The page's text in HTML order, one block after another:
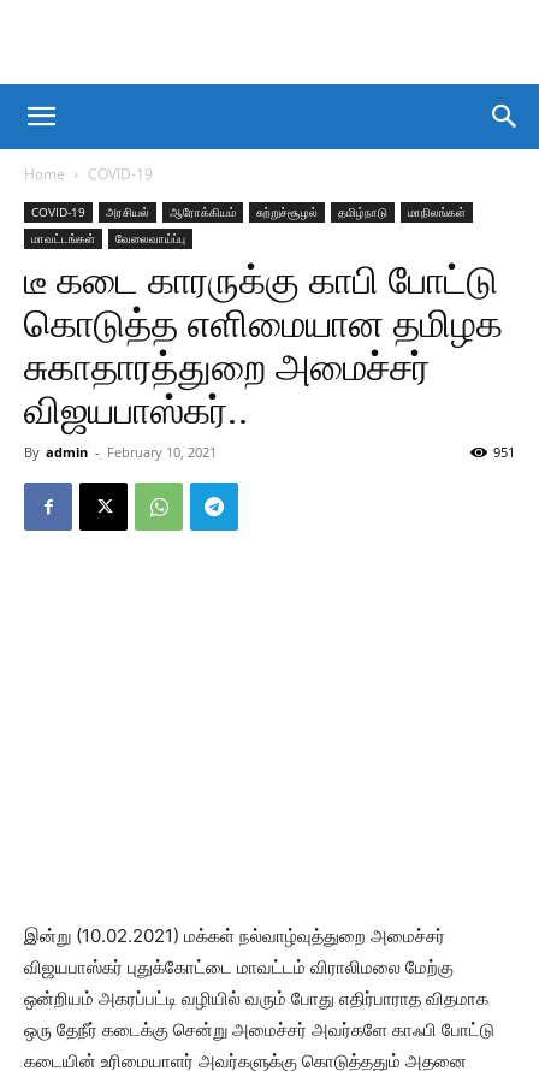
Home COVID-19
COVID-19 அரசியல் ஆரோக்கியம் சுற்றுச்சூழல் தமிழ்நாடு
மாநிலங்கள்
மாவட்டங்கள்
வேலைவாய்ப்பு
டீ கடை காரருக்கு காபி போட்டு
கொடுத்த எளிமையான தமிழக
சுகாதாரத்துறை அமைச்சர்
விஜயபாஸ்கர்..
By admin - February 10, 2021 951
இன்று (10.02.2021) மக்கள் நல்வாழ்வுத்துறை அமைச்சர்
விஜயபாஸ்கர் புதுக்கோட்டை மாவட்டம் விராலிமலை மேற்கு
ஒன்றியம் அகரப்பட்டி வழியில் வரும் போது எதிர்பாராத விதமாக
ஒரு தேநீர் கடைக்கு சென்று அமைச்சர் அவர்களே காஃபி போட்டு
கடையின் உரிமையாளர் அவர்களுக்கு கொடுத்ததும் அதனை